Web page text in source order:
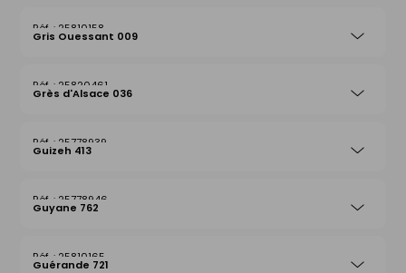
25810158
Gris Ouessant 009
25820461
Grès d'Alsace 036
25778939
Guizeh 413
25778946
Guyane 762
25810165
Guérande 721